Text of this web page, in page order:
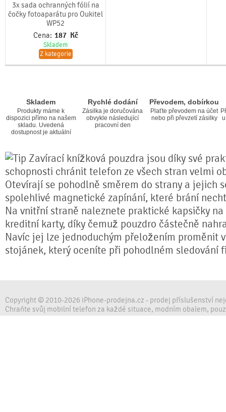
3x sada ochranných fólií na
čočky fotoaparátu pro Oukitel
WP52
Cena: 187 Kč
Skladem
Z kategorie
Skladem
Produkty máme k
dispozici přímo na našem
skladu. Uvedená
dostupnost je aktuální
Rychlé dodání
Zásilka je doručována
obvykle následující
pracovní den
Převodem, dobírkou
Plaťte převodem na účet
nebo při převzetí zásilky
Zavírací knížková pouzdra jsou díky své
schopnosti chránit telefon ze všech stran velmi
Otevírají se pohodlně směrem do strany a jejich
spolehlivé magnetické zapínání, které brání
Na vnitřní straně naleznete praktické kapsičky na
kreditní karty, díky čemuž pouzdro částečně
Navíc jej lze jednoduchým přeložením proměnit
stojánek, který oceníte při pohodlném sledování
Copyright © 2010-2026 iPhone-prodejna.cz - prodej příslušenství
Chraňte svůj mobilní telefon za každé situace, modním obalem,